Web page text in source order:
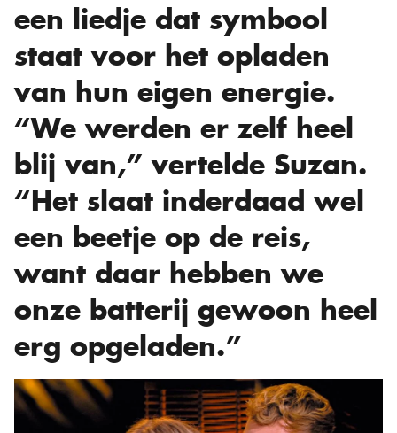
een liedje dat symbool
staat voor het opladen
van hun eigen energie.
“We werden er zelf heel
blij van,” vertelde Suzan.
“Het slaat inderdaad wel
een beetje op de reis,
want daar hebben we
onze batterij gewoon heel
erg opgeladen.”